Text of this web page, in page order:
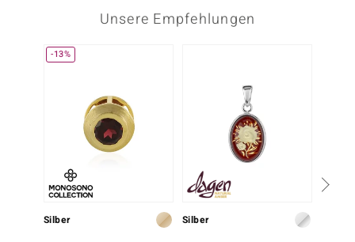
Unsere Empfehlungen
-13%
Silber Silber